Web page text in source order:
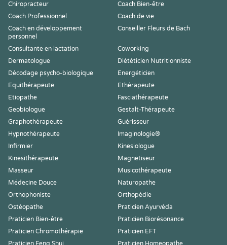
Chiropracteur
Coach Bien-être
Coach Professionnel
Coach de vie
Coach en développement
personnel
Conseiller Fleurs de Bach
Consultante en lactation
Coworking
Dermatologue
Diététicien Nutritionniste
Décodage psycho-biologique
Energéticien
Equithérapeute
Ethérapeute
Etiopathe
Fasciathérapeute
Geobiologue
Gestalt-Thérapeute
Graphothérapeute
Guérisseur
Hypnothérapeute
Imaginologie®
Infirmier
Kinesiologue
Kinesithérapeute
Magnetiseur
Masseur
Musicothérapeute
Médecine Douce
Naturopathe
Orthophoniste
Orthopédie
Ostéopathe
Praticien Ayurvéda
Praticien Bien-être
Praticien Biorésonance
Praticien Chromothérapie
Praticien EFT
Praticien Feng Shui
Praticien Homeopathe